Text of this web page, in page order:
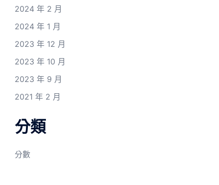
2024 年 2 月
2024 年 1 月
2023 年 12 月
2023 年 10 月
2023 年 9 月
2021 年 2 月
分類
分數